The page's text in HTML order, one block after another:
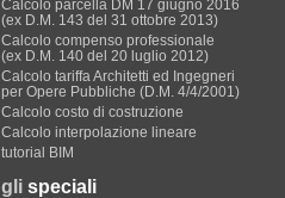
Calcolo parcella DM 17 giugno 2016
(ex D.M. 143 del 31 ottobre 2013)
Calcolo compenso professionale
(ex D.M. 140 del 20 luglio 2012)
Calcolo tariffa Architetti ed Ingegneri
per Opere Pubbliche (D.M. 4/4/2001)
Calcolo costo di costruzione
Calcolo interpolazione lineare
tutorial BIM
gli speciali